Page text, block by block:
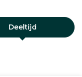
Deeltijd